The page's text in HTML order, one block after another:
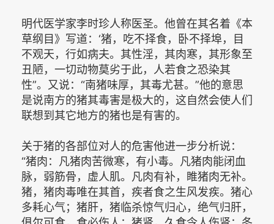
明代医学家李时珍人称医圣。他曾在其名着《本
草纲目》写道：‘猪，吃不择食，卧不择埠，目
不观天，行如病夫。其性淫，其肉寒，其形象至
丑陋，一切动物莫劣于此，人若食之恐染其
性”。又说：“南猪味厚，其毒尤甚。”他的意思
是说南方的猪其毒害是极大的，这自然会使人们
联想到其它地方的猪也是有害的。
关于猪的各部位对人的危害他进一步分析说：
“猪肉：凡猪肉苦微寒，有小毒。凡猪肉能闭血
脉，弱筋骨，虚人肌。凡肉有补，睢猪肉无补。
猪，猪肉毒唯在其首，疾者食之生风发疾。猪心
多耗心气；猪肝，猪临杀惊气归心，绝气归肝，